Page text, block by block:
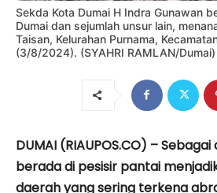
Sekda Kota Dumai H Indra Gunawan
Dumai dan sejumlah unsur lain,
Taisan, Kelurahan Purnama,
(3/8/2024). (SYAHRI RAMLAN/Dumai)
DUMAI (RIAUPOS.CO) –
berada di pesisir pantai
daerah yang sering terkena